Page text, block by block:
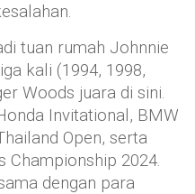
tuan rumah Johnnie
kali (1994, 1998,
Woods juara di sini.
Invitational, BMW
Open, serta
Championship 2024.
dengan para